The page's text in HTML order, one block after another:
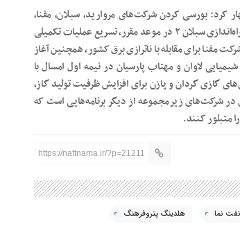
مهم‌ترین برنامه‌های پتروفرهنگ در سال ۱۴۰۴ اظهار کرد: بورسی‌ کردن شرکت‌های مروارید، سبلان، مفنا،
همچنین هلدینگ پتروفرهنگ به‌منظور شفاف‌سازی و تأمین مالی، راه‌اندازی سبلان ۲ در موعد مقرر، تسریع عملیات تکمیلی
مفنا برای مقابله با ناترازی برق کشور، همچنین آغاز
لاوان و مهتاب پارسیان در نیمه اول امسال با
گازی گردان و پازن برای افزایش ظرفیت تولید گاز،
در شرکت‌های زیرمجموعه از دیگر برنامه‌هایی است که
متبلور کنند.
https://naftnama.ir/?p=21211
نفت نما هلدینگ پتروفرهنگ